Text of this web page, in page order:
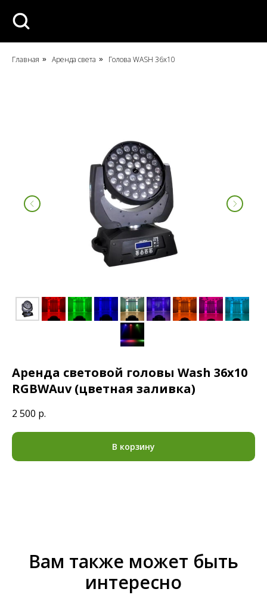
Главная » Аренда света » Голова WASH 36x10
Аренда световой головы Wash 36х10
RGBWAuv (цветная заливка)
2 500 р.
В корзину
Вам также может быть
интересно